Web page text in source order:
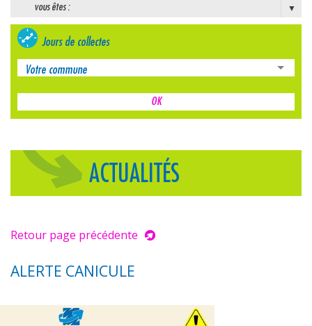
vous êtes :
Jours de collectes
ACTUALITÉS
Retour page précédente
ALERTE CANICULE